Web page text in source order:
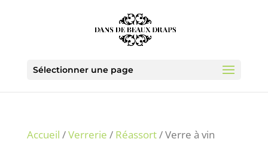
Sélectionner une page
Accueil /Verrerie / Réassort/ Verre à vin